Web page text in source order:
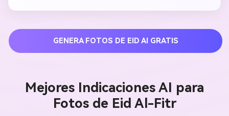
GENERA FOTOS DE EID AI GRATIS
Mejores Indicaciones AI para
Fotos de Eid Al-Fitr